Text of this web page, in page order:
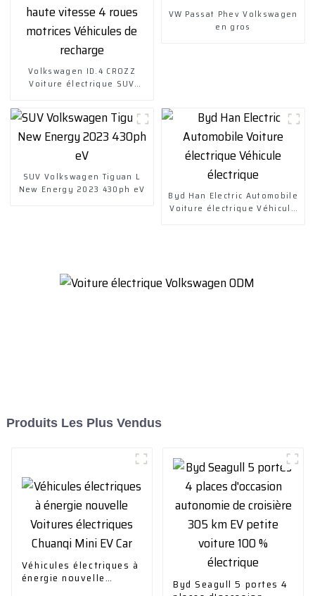
Volkswagen ID.4 CROZZ
Voiture électrique SUV
recharge
VW Passat Phev Volkswagen
en gros
SUV Volkswagen Tiguan L
New Energy 2023 430ph eV
Byd Han Electric Automobile
Voiture électrique Véhicule
Produits Les Plus Vendus
Véhicules électriques à
énergie nouvelle
Byd Seagull 5 portes 4